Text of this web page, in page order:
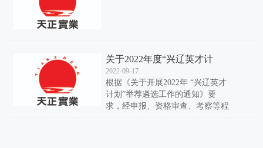
关于2022年度“兴辽英才计
划”遴选工作的公示
2022-09-17
根据《关于开展2022年 “兴辽英才
计划”举荐遴选工作的通知》要
求，经申报、资格审查、考察等程